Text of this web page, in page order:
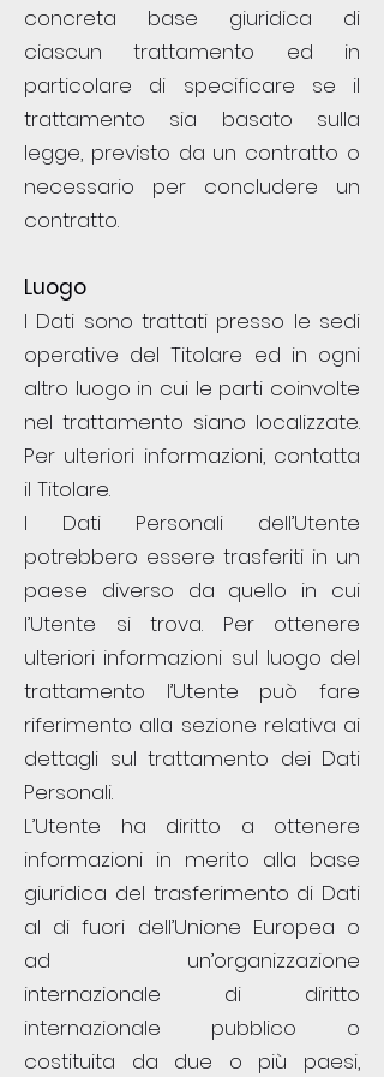
concreta base giuridica di
ciascun trattamento ed in
particolare di specificare se il
trattamento sia basato sulla
legge, previsto da un contratto o
necessario per concludere un
contratto.
Luogo
I Dati sono trattati presso le sedi
operative del Titolare ed in ogni
altro luogo in cui le parti coinvolte
nel trattamento siano localizzate.
Per ulteriori informazioni, contatta
il Titolare.
I Dati Personali dell’Utente
potrebbero essere trasferiti in un
paese diverso da quello in cui
l’Utente si trova. Per ottenere
ulteriori informazioni sul luogo del
trattamento l’Utente può fare
riferimento alla sezione relativa ai
dettagli sul trattamento dei Dati
Personali.
L’Utente ha diritto a ottenere
informazioni in merito alla base
giuridica del trasferimento di Dati
al di fuori dell’Unione Europea o
ad un’organizzazione
internazionale di diritto
internazionale pubblico o
costituita da due o più paesi,